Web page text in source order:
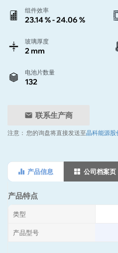
组件效率
23.14 % - 24.06 %
玻璃厚度
2 mm
电池片数量
132
联系生产商
注意： 您的询盘将直接发送至晶科能源股
产品信息 公司档案页
产品特点
类型
产品型号